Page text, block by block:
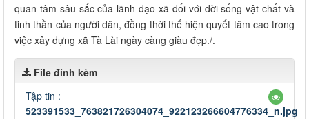
quan tâm sâu sắc của lãnh đạo xã đối với đời sống vật chất và
tinh thần của người dân, đồng thời thể hiện quyết tâm cao trong
việc xây dựng xã Tà Lài ngày càng giàu đẹp./.
File đính kèm
Tập tin :
523391533_763821726304074_922123266604776334_n.jpg